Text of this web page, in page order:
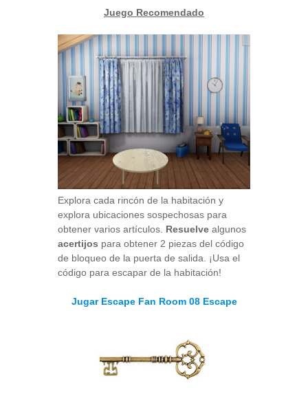
Juego Recomendado
Explora cada rincón de la habitación y
explora ubicaciones sospechosas para
obtener varios artículos. Resuelve algunos
acertijos para obtener 2 piezas del código
de bloqueo de la puerta de salida. ¡Usa el
código para escapar de la habitación!
Jugar Escape Fan Room 08 Escape